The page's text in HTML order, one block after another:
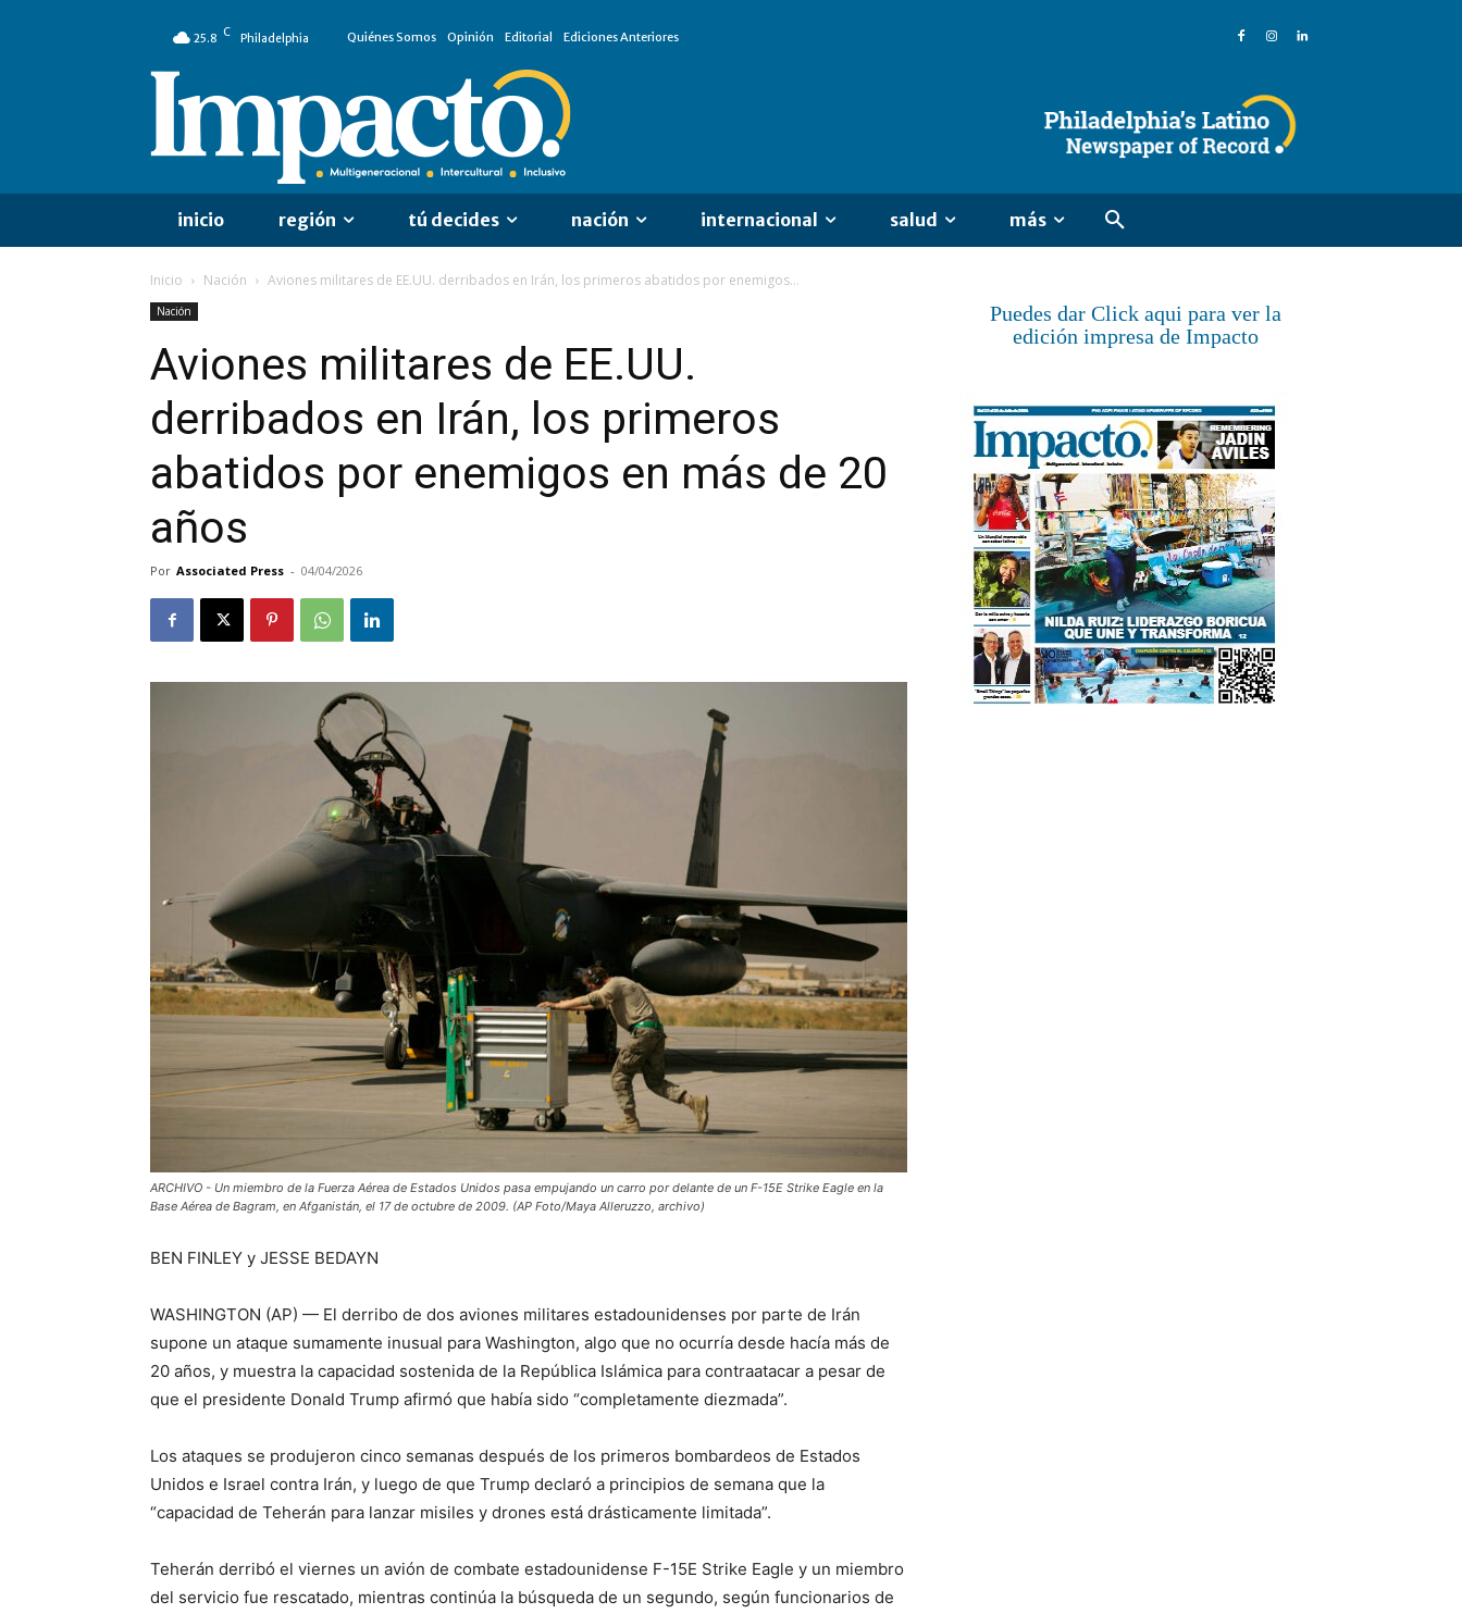
25.8 C Philadelphia Quiénes Somos Opinión Editorial Ediciones Anteriores
inicio región tú decides nación internacional salud más
Inicio Nación Aviones militares de EE.UU. derribados en Irán, los primeros abatidos por enemigos...
Nación
Aviones militares de EE.UU.
derribados en Irán, los primeros
abatidos por enemigos en más de 20
años
Por Associated Press - 04/04/2026
ARCHIVO - Un miembro de la Fuerza Aérea de Estados Unidos pasa empujando un carro por delante de un F-15E Strike Eagle en la
Base Aérea de Bagram, en Afganistán, el 17 de octubre de 2009. (AP Foto/Maya Alleruzzo, archivo)
BEN FINLEY y JESSE BEDAYN
WASHINGTON (AP) — El derribo de dos aviones militares estadounidenses por parte de Irán
supone un ataque sumamente inusual para Washington, algo que no ocurría desde hacía más de
20 años, y muestra la capacidad sostenida de la República Islámica para contraatacar a pesar de
que el presidente Donald Trump afirmó que había sido “completamente diezmada”.
Los ataques se produjeron cinco semanas después de los primeros bombardeos de Estados
Unidos e Israel contra Irán, y luego de que Trump declaró a principios de semana que la
“capacidad de Teherán para lanzar misiles y drones está drásticamente limitada”.
Teherán derribó el viernes un avión de combate estadounidense F-15E Strike Eagle y un miembro
del servicio fue rescatado, mientras continúa la búsqueda de un segundo, según funcionarios de
Puedes dar Click aqui para ver la
edición impresa de Impacto